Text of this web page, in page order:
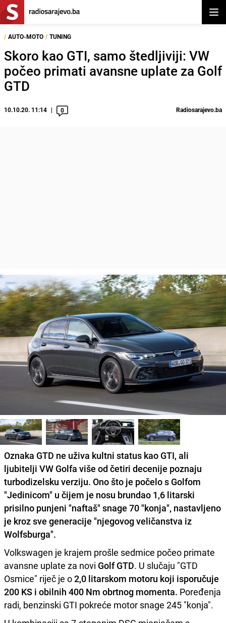
/ AUTO-MOTO / TUNING
Skoro kao GTI, samo štedljiviji: VW
počeo primati avansne uplate za Golf
GTD
10.10.20. 11:14 0 Radiosarajevo.ba
Oznaka GTD ne uživa kultni status kao GTI, ali
ljubitelji VW Golfa više od četiri decenije poznaju
turbodizelsku verziju. Ono što je počelo s Golfom
"Jedinicom" u čijem je nosu brundao 1,6 litarski
prisilno punjeni "naftaš" snage 70 "konja", nastavljeno
je kroz sve generacije "njegovog veličanstva iz
Wolfsburga".
Volkswagen je krajem prošle sedmice počeo primate
avansne uplate za novi Golf GTD. U slučaju "GTD
Osmice" riječ je o2,0 litarskom motoru koji isporučuje
200 KS i obilnih 400 Nm obrtnog momenta. Poređenja
radi, benzinski GTI pokreće motor snage 245 "konja".